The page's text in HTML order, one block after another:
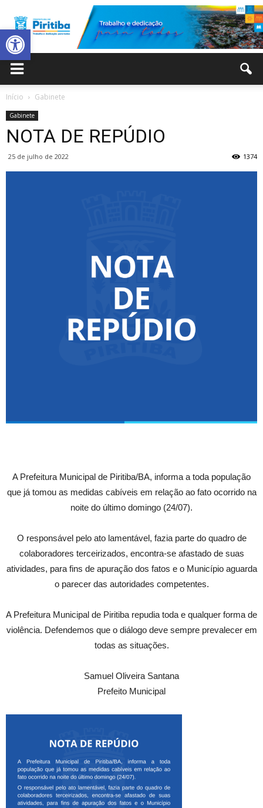
Abrir a barra de ferramentas
Municipal
Início Gabinete
Gabinete
NOTA DE REPÚDIO
25 de julho de 2022 1374
A Prefeitura Municipal de Piritiba/BA, informa a toda população
que já tomou as medidas cabíveis em relação ao fato ocorrido na
noite do último domingo (24/07).
O responsável pelo ato lamentável, fazia parte do quadro de
colaboradores terceirizados, encontra-se afastado de suas
atividades, para fins de apuração dos fatos e o Município aguarda
o parecer das autoridades competentes.
A Prefeitura Municipal de Piritiba repudia toda e qualquer forma de
violência. Defendemos que o diálogo deve sempre prevalecer em
todas as situações.
Samuel Oliveira Santana
Prefeito Municipal